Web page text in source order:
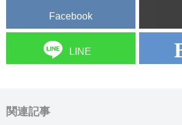
Facebook
LINE
関連記事